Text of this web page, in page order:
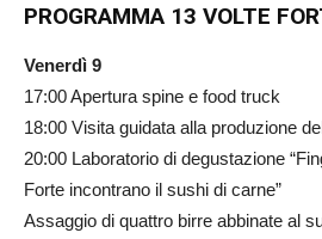
PROGRAMMA 13 VOLTE
Venerdì 9
17:00 Apertura spine e food truck
18:00 Visita guidata alla produzione
20:00 Laboratorio di degustazione
Forte incontrano il sushi di carne”
Assaggio di quattro birre abbinate al